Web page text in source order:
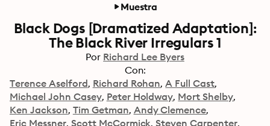
Muestra
Black Dogs [Dramatized Adaptation]:
The Black River Irregulars 1
Por Richard Lee Byers
Con:
Terence Aselford Richard Rohan A Full Cast
Michael John Casey Peter Holdway Mort Shelby
Ken Jackson Tim Getman Andy Clemence
Eric Messner Scott McCormick Steven Carpenter